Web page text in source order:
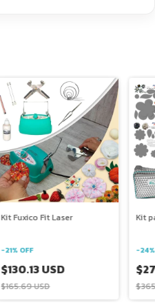
Kit Fuxico Fit Laser
-21% OFF
$130.13 USD
$165.69 USD
Kit
-24